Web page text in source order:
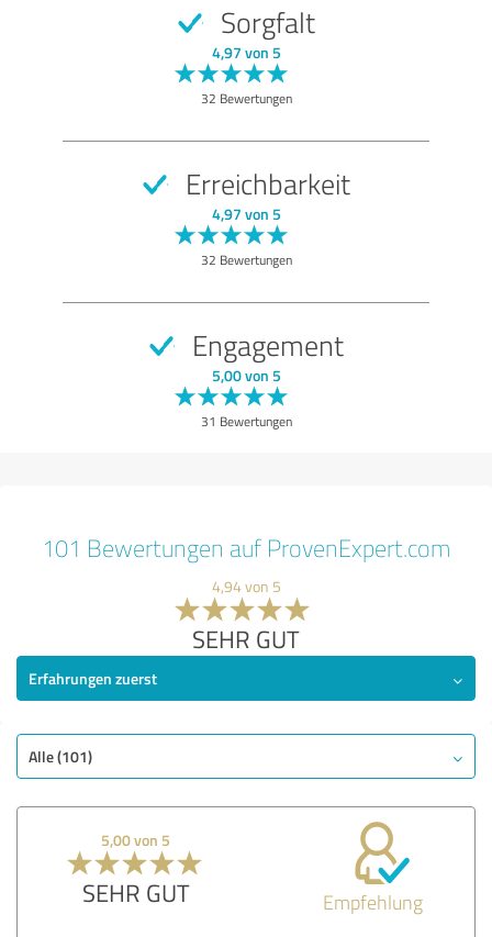
Sorgfalt
4,97 von 5
32 Bewertungen
Erreichbarkeit
4,97 von 5
32 Bewertungen
Engagement
5,00 von 5
31 Bewertungen
101 Bewertungen auf ProvenExpert.com
4,94 von 5
SEHR GUT
Erfahrungen zuerst
Alle (101)
5,00 von 5
SEHR GUT Empfehlung